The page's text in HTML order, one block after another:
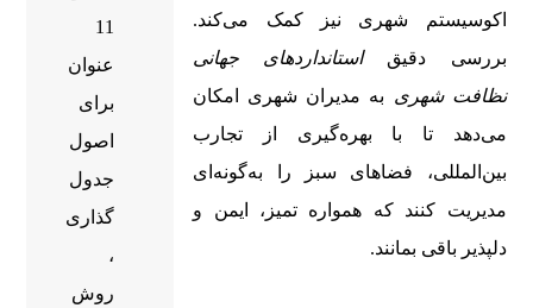
اکوسیستم شهری نیز کمک می‌کند.
بررسی دقیقاستانداردهای جهانی
نظافت شهری به مدیران شهری امکان
می‌دهد تا با بهره‌گیری از تجارب
بین‌المللی، فضاهای سبز را به‌گونه‌ای
مدیریت کنند که همواره تمیز، ایمن و
دلپذیر باقی بمانند.
11
عنوان
برای
اصول
جدول
گذاری
،
روش